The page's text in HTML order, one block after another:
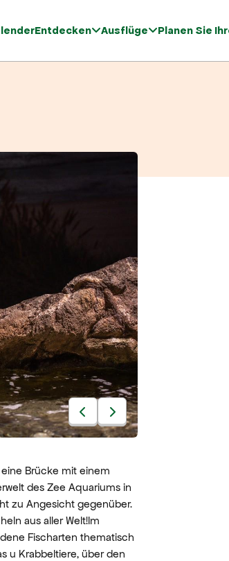
Entdecken Ausflüge Planen Sie
Brücke mit einem
des Zee Aquariums in
zu Angesicht gegenüber.
aus aller Welt!Im
Fischarten thematisch
u Krabbeltiere, über den